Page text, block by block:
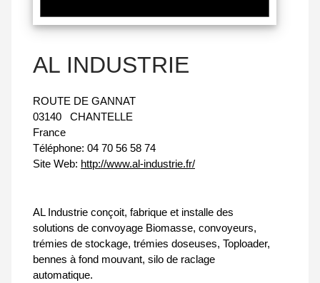
AL INDUSTRIE
ROUTE DE GANNAT
03140
CHANTELLE
France
Téléphone: 04 70 56 58 74
Site Web: http://www.al-industrie.fr/
AL Industrie conçoit, fabrique et installe des
solutions de convoyage Biomasse, convoyeurs,
trémies de stockage, trémies doseuses, Toploader,
bennes à fond mouvant, silo de raclage
automatique.